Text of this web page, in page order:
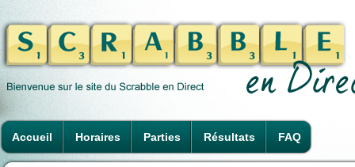
Accueil Horaires Parties Résultats FAQ